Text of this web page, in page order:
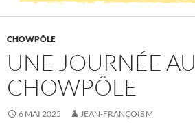
CHOWPÔLE
UNE JOURNÉE AU
CHOWPÔLE
6 MAI 2025 JEAN-FRANÇOIS M